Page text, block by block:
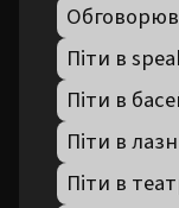
Піти в
Піти в
Піти в
Піти в